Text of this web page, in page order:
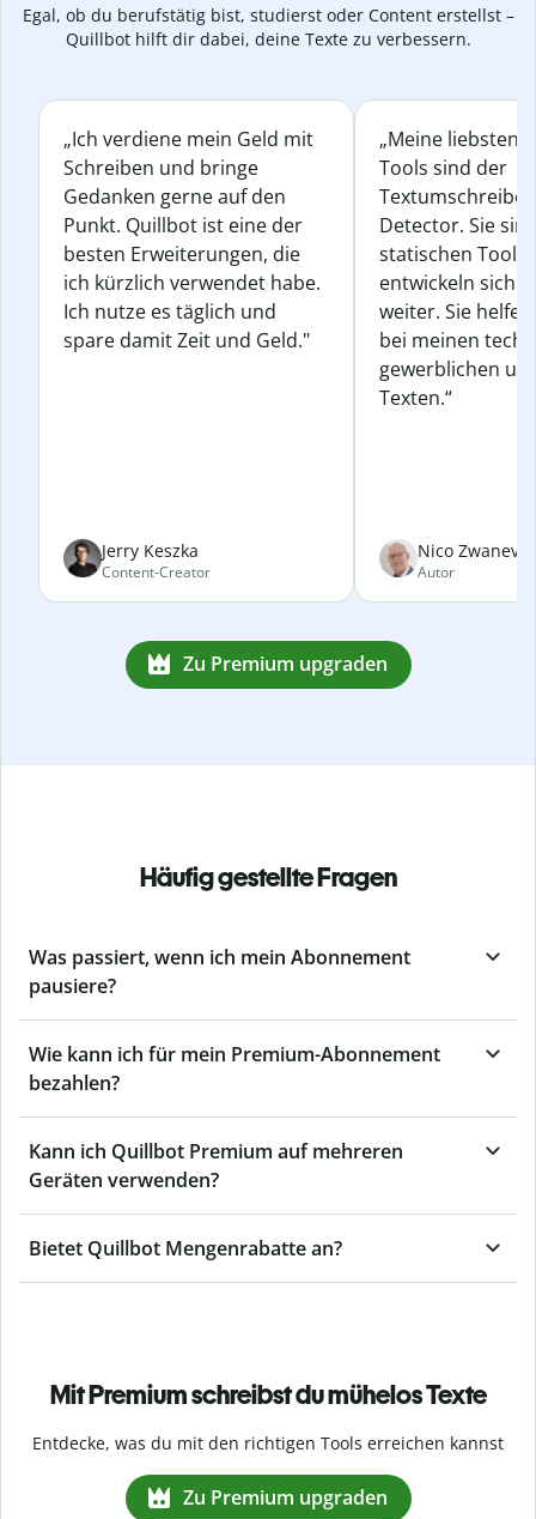
Egal, ob du berufstätig bist, studierst oder Content erstellst –
Quillbot hilft dir dabei, deine Texte zu verbessern.
„Ich verdiene mein Geld mit
Schreiben und bringe
Gedanken gerne auf den
Punkt. Quillbot ist eine der
besten Erweiterungen, die
ich kürzlich verwendet habe.
Ich nutze es täglich und
spare damit Zeit und Geld."
Jerry Keszka
Content-Creator
„Meine liebsten
Tools sind der
Detector. Sie
statischen
entwickeln sich
weiter. Sie
bei meinen
gewerblichen
Texten.“
Nico
Autor
Zu Premium upgraden
Häufig gestellte Fragen
Was passiert, wenn ich mein Abonnement
pausiere?
Wie kann ich für mein Premium-Abonnement
bezahlen?
Kann ich Quillbot Premium auf mehreren
Geräten verwenden?
Bietet Quillbot Mengenrabatte an?
Mit Premium schreibst du mühelos Texte
Entdecke, was du mit den richtigen Tools erreichen kannst
Zu Premium upgraden